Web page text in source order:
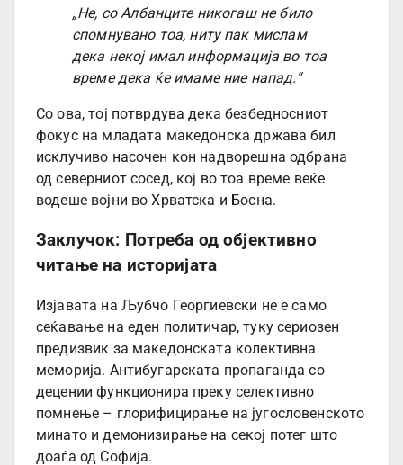
„Не, со Албанците никогаш не било
спомнувано тоа, ниту пак мислам
дека некој имал информација во тоа
време дека ќе имаме ние напад.“
Со ова, тој потврдува дека безбедносниот
фокус на младата македонска држава бил
исклучиво насочен кон надворешна одбрана
од северниот сосед, кој во тоа време веќе
водеше војни во Хрватска и Босна.
Заклучок: Потреба од објективно
читање на историјата
Изјавата на Љубчо Георгиевски не е само
сеќавање на еден политичар, туку сериозен
предизвик за македонската колективна
меморија. Антибугарската пропаганда со
децении функционира преку селективно
помнење – глорифицирање на југословенското
минато и демонизирање на секој потег што
доаѓа од Софија.